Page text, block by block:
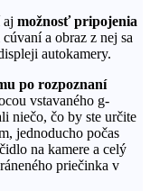
aj možnosť pripojenia
a obraz z nej sa
autokamery.
po rozpoznaní
vstavaného g-
niečo, čo by ste určite
jednoducho počas
na kamere a celý
priečinka v